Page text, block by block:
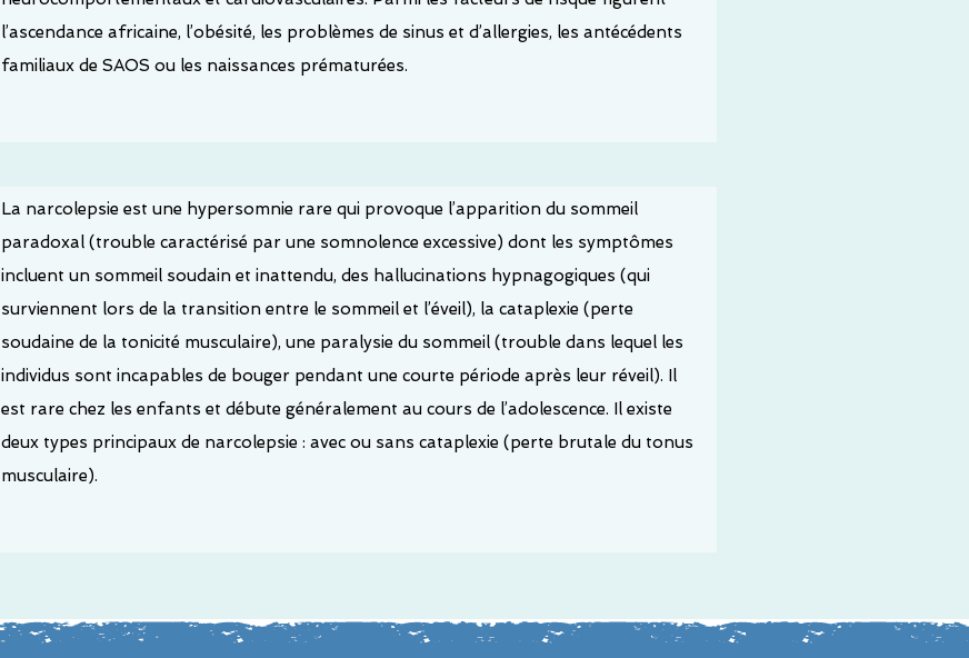
l’ascendance africaine, l’obésité, les problèmes de sinus et d’allergies, les antécédents
familiaux de SAOS ou les naissances prématurées.
La narcolepsie est une hypersomnie rare qui provoque l’apparition du sommeil
paradoxal (trouble caractérisé par une somnolence excessive) dont les symptômes
incluent un sommeil soudain et inattendu, des hallucinations hypnagogiques (qui
surviennent lors de la transition entre le sommeil et l’éveil), la cataplexie (perte
soudaine de la tonicité musculaire), une paralysie du sommeil (trouble dans lequel les
individus sont incapables de bouger pendant une courte période après leur réveil). Il
est rare chez les enfants et débute généralement au cours de l’adolescence. Il existe
deux types principaux de narcolepsie : avec ou sans cataplexie (perte brutale du tonus
musculaire).